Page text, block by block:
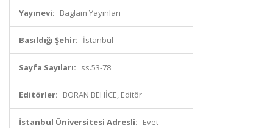
Yayınevi: Baglam Yayınları
Basıldığı Şehir: İstanbul
Sayfa Sayıları: ss.53-78
Editörler: BORAN BEHİCE, Editör
İstanbul Üniversitesi Adresli: Evet